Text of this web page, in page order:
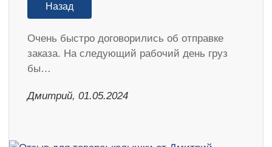
Назад
Очень быстро договорились об отправке
заказа. На следующий рабочий день груз
бы…
Дмитрий, 01.05.2024